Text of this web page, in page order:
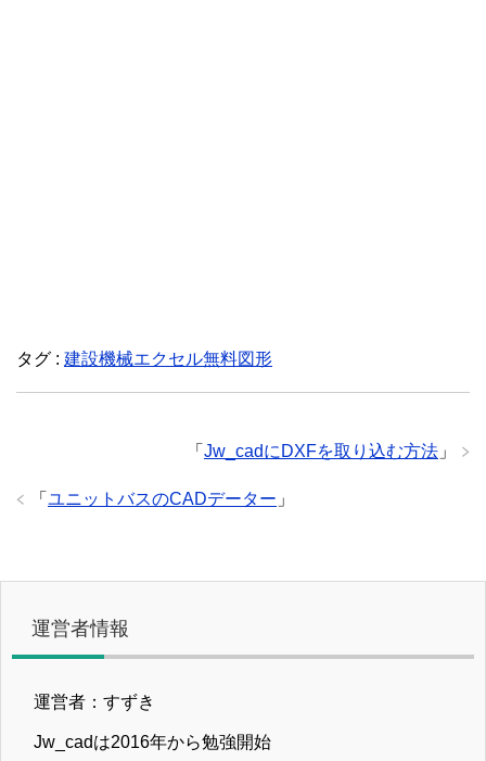
タグ : 建設機械エクセル無料図形
「 Jw_cadにDXFを取り込む方法 」
「 ユニットバスのCADデーター 」
運営者情報
運営者：すずき
Jw_cadは2016年から勉強開始